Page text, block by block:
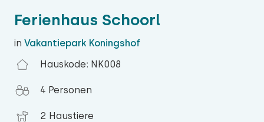
Ferienhaus Schoorl
in Vakantiepark Koningshof
Hauskode: NK008
4 Personen
2 Haustiere